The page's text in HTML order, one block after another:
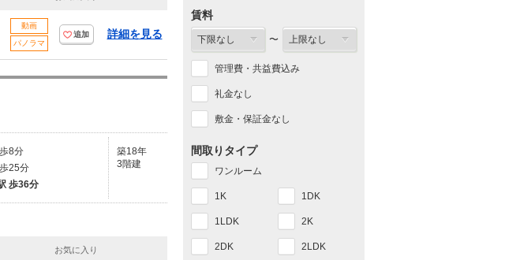
動画
パノラマ
追加 詳細を見る
8分
25分
歩36分
築18年
3階建
お気に入り
賃料
〜
管理費・共益費込み
礼金なし
敷金・保証金なし
間取りタイプ
ワンルーム
1K 1DK
1LDK 2K
2DK 2LDK